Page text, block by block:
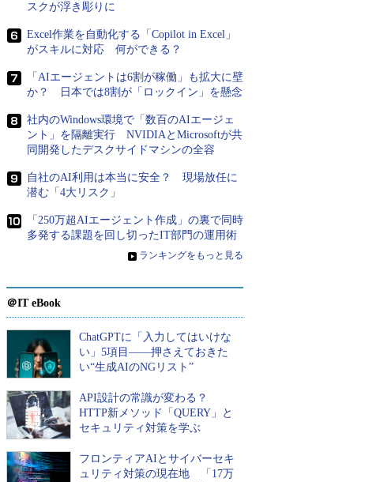
スクが浮き彫りに
Excel作業を自動化する「Copilot in Excel」
がスキルに対応 何ができる？
「AIエージェントは6割が稼働」も拡大に壁
か？ 日本では8割が「ロックイン」を懸念
社内のWindows環境で「数百のAIエージェ
ント」を隔離実行 NVIDIAとMicrosoftが共
同開発したデスクサイドマシンの全容
自社のAI利用は本当に安全？ 現場放任に
潜む「4大リスク」
「250万超AIエージェント作成」の裏で同時
多発する課題を回し切ったIT部門の運用術
» ランキングをもっと見る
＠IT eBook
ChatGPTに「入力してはいけな
い」5項目――押さえておきた
い“生成AIのNGリスト”
API設計の常識が変わる？
HTTP新メソッド「QUERY」と
セキュリティ対策を学ぶ
フロンティアAIとサイバーセキ
ュリティ対策の現在地 「17万